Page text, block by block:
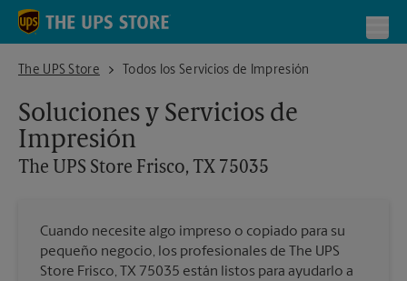
Skip to content
Return to Nav
The UPS Store
The UPS Store Frisco, TX 75035Todos los Servicios de Impresión
Soluciones y Servicios de
Impresión
The UPS Store Frisco, TX 75035
Cuando necesite algo impreso o copiado para su
pequeño negocio, los profesionales de The UPS
Store Frisco, TX 75035 están listos para ayudarlo a